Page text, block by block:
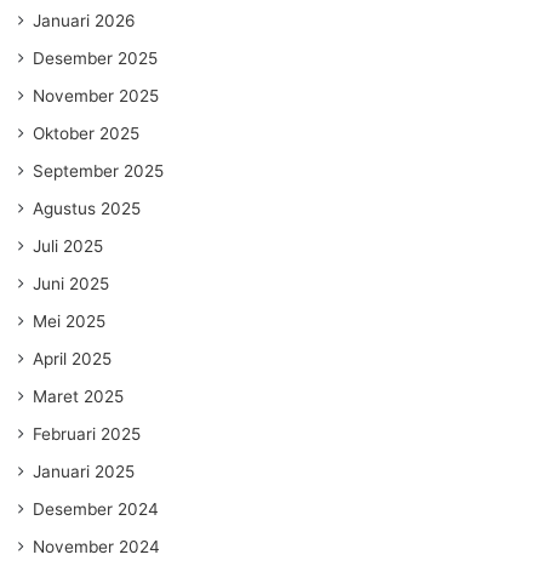
Januari 2026
Desember 2025
November 2025
Oktober 2025
September 2025
Agustus 2025
Juli 2025
Juni 2025
Mei 2025
April 2025
Maret 2025
Februari 2025
Januari 2025
Desember 2024
November 2024